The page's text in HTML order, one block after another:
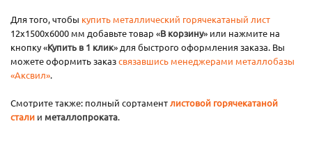
Для того, чтобы купить металлический горячекатаный лист
12х1500х6000 мм добавьте товар «В корзину» или нажмите на
кнопку «Купить в 1 клик» для быстрого оформления заказа. Вы
можете оформить заказсвязавшись менеджерами металлобазы
«Аксвил».
Смотрите также: полный сортаментлистовой горячекатаной
стали и металлопроката.